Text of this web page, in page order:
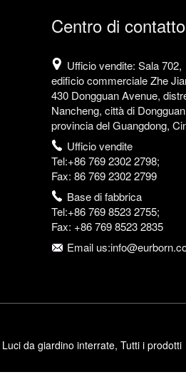
Centro di contatto
Ufficio vendite: Sala 702,
edificio commerciale Zhe
430 Dongguan Avenue,
Nancheng, città di
provincia del Guangdong,
Ufficio vendite
Tel:+86 769 2302 2798;
Fax: 86 769 2302 2799
Base di fabbrica
Tel:+86 769 8523 2755;
Fax: +86 769 8523 2835
Email
Luci da giardino interrate, Tutti i prodotti